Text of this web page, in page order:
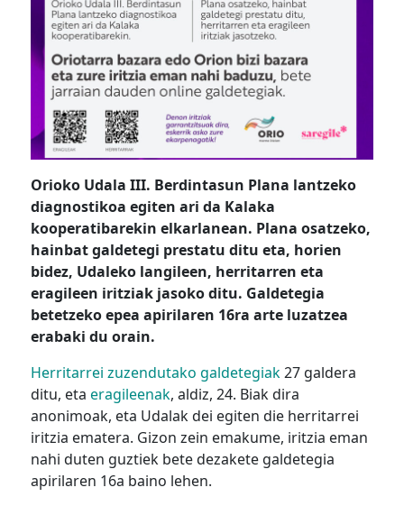
Orioko Udala III. Berdintasun Plana lantzeko
diagnostikoa egiten ari da Kalaka
kooperatibarekin elkarlanean. Plana osatzeko,
hainbat galdetegi prestatu ditu eta, horien
bidez, Udaleko langileen, herritarren eta
eragileen iritziak jasoko ditu. Galdetegia
betetzeko epea apirilaren 16ra arte luzatzea
erabaki du orain.
Herritarrei zuzendutako galdetegiak27 galdera
ditu, etaeragileenak, aldiz, 24. Biak dira
anonimoak, eta Udalak dei egiten die herritarrei
iritzia ematera. Gizon zein emakume, iritzia eman
nahi duten guztiek bete dezakete galdetegia
apirilaren 16a baino lehen.